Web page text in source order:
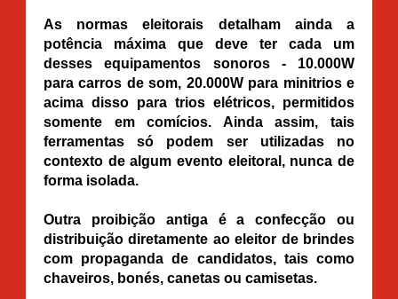
As normas eleitorais detalham ainda a
potência máxima que deve ter cada um
desses equipamentos sonoros - 10.000W
para carros de som, 20.000W para minitrios e
acima disso para trios elétricos, permitidos
somente em comícios. Ainda assim, tais
ferramentas só podem ser utilizadas no
contexto de algum evento eleitoral, nunca de
forma isolada.
Outra proibição antiga é a confecção ou
distribuição diretamente ao eleitor de brindes
com propaganda de candidatos, tais como
chaveiros, bonés, canetas ou camisetas.